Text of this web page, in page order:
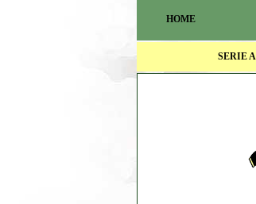
HOME
SERIE A